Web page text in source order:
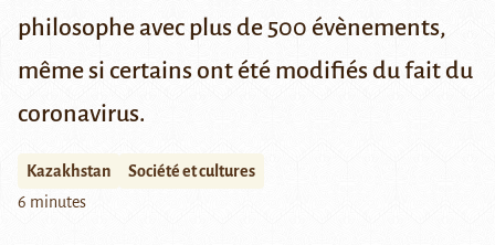
philosophe avec plus de 500 évènements,
même si certains ont été modifiés du fait du
coronavirus.
Kazakhstan
Société et cultures
6 minutes